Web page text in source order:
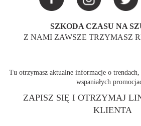
SZKODA CZASU NA
Z NAMI ZAWSZE TRZYMASZ
Tu otrzymasz aktualne informacje o
wspaniałych
ZAPISZ SIĘ I OTRZYMAJ
KLIENTA